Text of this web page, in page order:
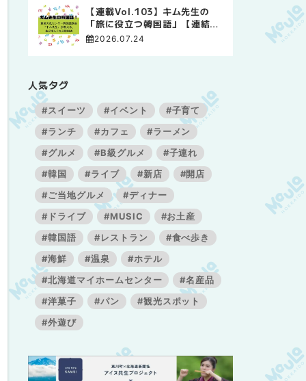
【連載Vol.103】キム先生の
「旅に役立つ韓国語」【連結語
尾について その3】
2026.07.24
人気タグ
#スイーツ #イベント
#子育て
#ランチ
#カフェ
#ラーメン
#グルメ
#B級グルメ
#子連れ
#韓国
#ライブ #新店
#開店
#ご当地グルメ
#ディナー
#ドライブ
#MUSIC
#お土産
#韓国語
#レストラン
#食べ歩き
#海鮮
#温泉
#ホテル
#北海道マイホームセンター
#名産品
#洋菓子
#パン
#観光スポット
#外遊び